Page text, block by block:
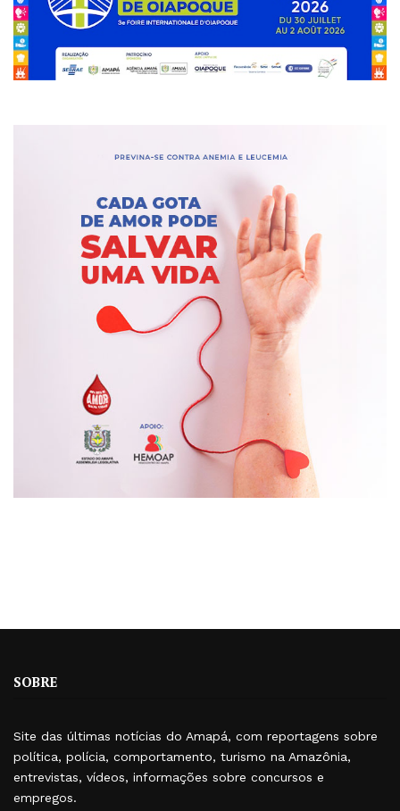
SOBRE
Site das últimas notícias do Amapá, com reportagens sobre
política, polícia, comportamento, turismo na Amazônia,
entrevistas, vídeos, informações sobre concursos e
empregos.